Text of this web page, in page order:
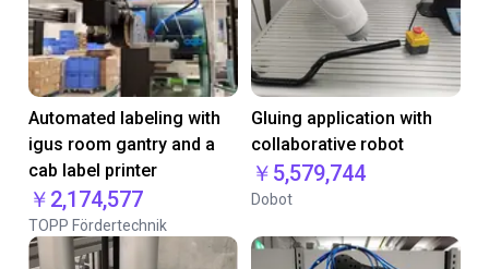
Automated labeling with
igus room gantry and a
cab label printer
￥2,174,577
TOPP Fördertechnik
Gluing application with
collaborative robot
￥5,579,744
Dobot